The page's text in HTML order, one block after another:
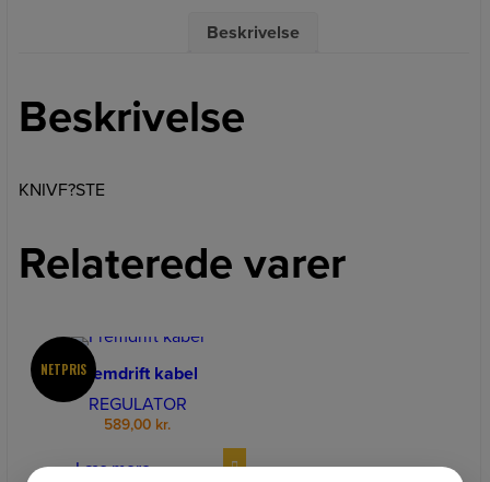
Beskrivelse
Beskrivelse
KNIVF?STE
Relaterede varer
NETPRISFremdrift kabel
REGULATOR
589,00 kr.
Læs mere